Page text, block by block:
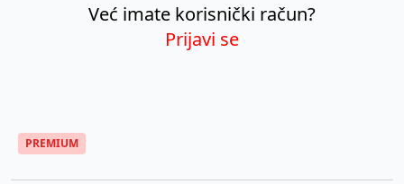
Već imate korisnički račun?
Prijavi se
PREMIUM